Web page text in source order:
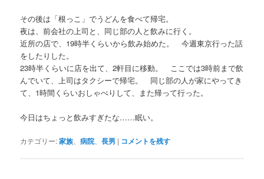
その後は「根っこ」でうどんを食べて帰宅。
夜は、前会社の上司と、同じ部の人と飲みに行く。
近所の店で、19時半くらいから飲み始めた。 今週東京行った話
をしたりした。
23時半くらいに店を出て、2軒目に移動。 ここでは3時前まで飲
んでいて、上司はタクシーで帰宅。 同じ部の人が家にやってき
て、1時間くらいおしゃべりして、また帰って行った。
今日はちょっと飲みすぎたな……眠い。
カテゴリー:家族 、病院 、長男 | コメントを残す